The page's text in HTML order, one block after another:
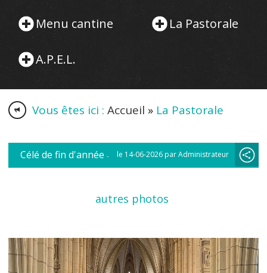
Menu cantine La Pastorale
A.P.E.L.
Vous êtes ici : Accueil » La Pastorale
Célé de fin d'année - le 14-06-2026 par Administrateur
autres photos